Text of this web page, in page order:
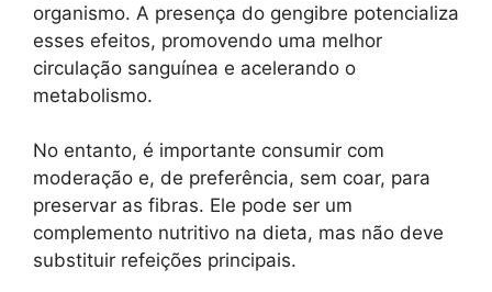
organismo. A presença do gengibre potencializa
esses efeitos, promovendo uma melhor
circulação sanguínea e acelerando o
metabolismo.
No entanto, é importante consumir com
moderação e, de preferência, sem coar, para
preservar as fibras. Ele pode ser um
complemento nutritivo na dieta, mas não deve
substituir refeições principais.